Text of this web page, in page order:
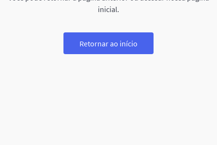
inicial.
Retornar ao início